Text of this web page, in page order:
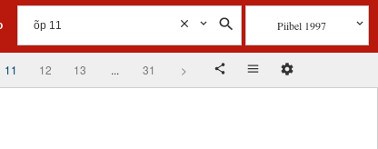
Piibel 1997
11 12 13 ... 31 >